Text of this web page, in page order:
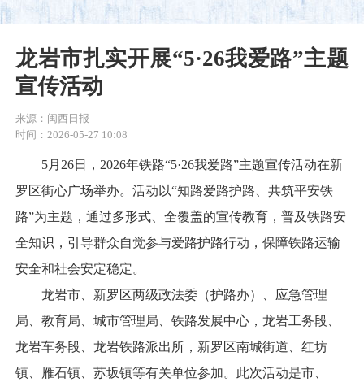
龙岩市扎实开展“5·26我爱路”主题
宣传活动
来源：闽西日报
时间：2026-05-27 10:08
5月26日，2026年铁路“5·26我爱路”主题宣传活动在新
罗区街心广场举办。活动以“知路爱路护路、共筑平安铁
路”为主题，通过多形式、全覆盖的宣传教育，普及铁路安
全知识，引导群众自觉参与爱路护路行动，保障铁路运输
安全和社会安定稳定。
龙岩市、新罗区两级政法委（护路办）、应急管理
局、教育局、城市管理局、铁路发展中心，龙岩工务段、
龙岩车务段、龙岩铁路派出所，新罗区南城街道、红坊
镇、雁石镇、苏坂镇等有关单位参加。此次活动是市、